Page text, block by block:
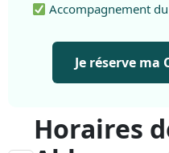
Accompagnement
Je réserve ma
Horaires